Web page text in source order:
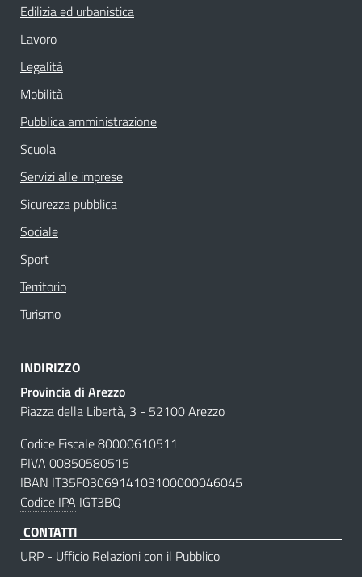
Edilizia ed urbanistica
Lavoro
Legalità
Mobilità
Pubblica amministrazione
Scuola
Servizi alle imprese
Sicurezza pubblica
Sociale
Sport
Territorio
Turismo
INDIRIZZO
Provincia di Arezzo
Piazza della Libertà, 3 - 52100 Arezzo
Codice Fiscale 80000610511
PIVA 00850580515
IBAN IT35F0306914103100000046045
Codice IPA IGT3BQ
CONTATTI
URP - Ufficio Relazioni con il Pubblico